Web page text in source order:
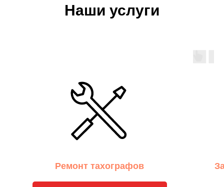
Наши услуги
Ремонт тахографов